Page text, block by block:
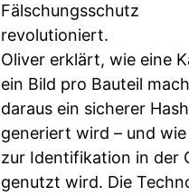
Fälschungsschutz
revolutioniert.
Oliver erklärt, wie eine
ein Bild pro Bauteil
daraus ein sicherer
generiert wird – und
zur Identifikation in der
genutzt wird. Die